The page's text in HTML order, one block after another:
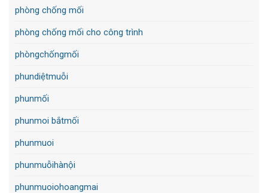
phòng chống mối
phòng chống mối cho công trình
phòngchốngmối
phundiệtmuỗi
phunmối
phunmoi bắtmối
phunmuoi
phunmuỗihànội
phunmuoiohoangmai